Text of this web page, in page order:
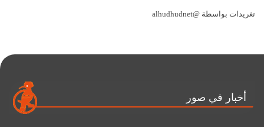
تغريدات بواسطة @alhudhudnet
أخبار في صور